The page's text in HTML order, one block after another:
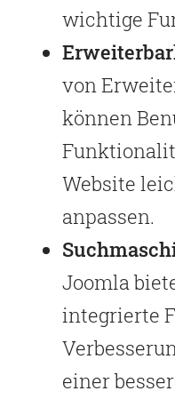
wichtige
von
können
Website
anpassen.
Joomla
integrierte
einer